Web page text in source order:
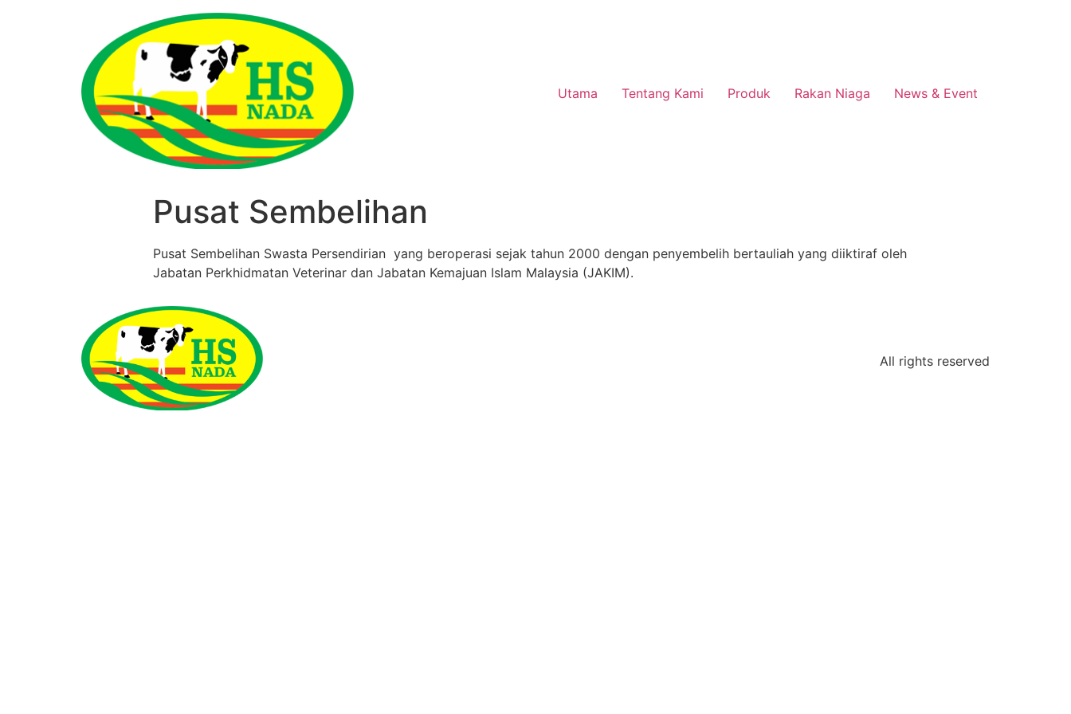
Utama Tentang Kami Produk Rakan Niaga News & Event
Pusat Sembelihan
Pusat Sembelihan Swasta Persendirian yang beroperasi sejak tahun 2000 dengan penyembelih bertauliah yang diiktiraf oleh
Jabatan Perkhidmatan Veterinar dan Jabatan Kemajuan Islam Malaysia (JAKIM).
All rights reserved